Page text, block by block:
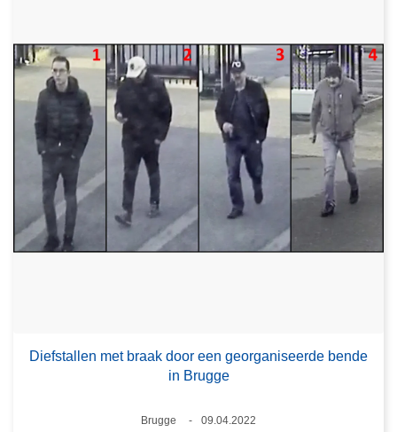
Diefstallen met braak door een georganiseerde bende
in Brugge
Plaats
Brugge
09.04.2022